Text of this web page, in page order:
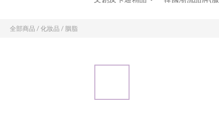
全部商品 /化妝品 / 胭脂